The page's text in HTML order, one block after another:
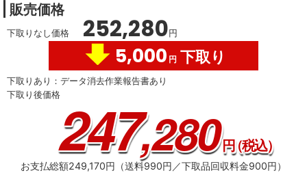
販売価格
下取りなし価格 252,280円
5,000 円 下取り
下取りあり：データ消去作業報告書あり
下取り後価格247,280円（税込）
お支払総額249,170円（送料990円／下取品回収料金900円）